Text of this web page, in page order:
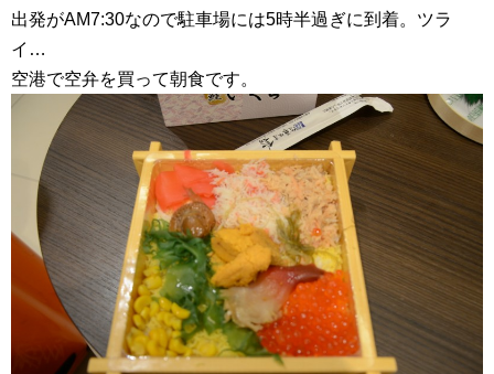
出発がAM7:30なので駐車場には5時半過ぎに到着。ツラ
イ…
空港で空弁を買って朝食です。